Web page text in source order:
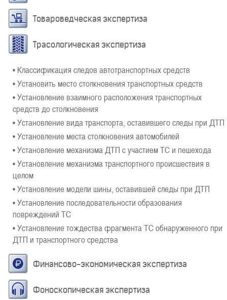
Товароведческая экспертиза
Трасологическая экспертиза
• Классификация следов автотранспортных средств
• Установить место столкновения транспортных средств
• Установление взаимного расположения транспортных
средств до столкновения
• Установление вида транспорта, оставившего следы при ДТП
• Установление места столкновения автомобилей
• Установление механизма ДТП с участием ТС и пешехода
• Установление механизма транспортного происшествия в
целом
• Установление модели шины, оставившей следы при ДТП
• Установление последовательности образования
повреждений ТС
• Установление тождества фрагмента ТС обнаруженного при
ДТП и транспортного средства
Финансово-экономическая экспертиза
Фоноскопическая экспертиза